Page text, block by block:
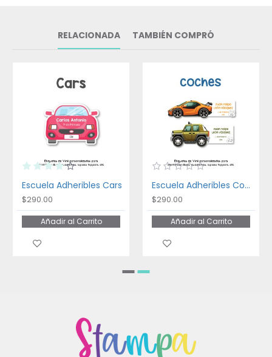
RELACIONADA TAMBIÉN COMPRÓ
Escuela Adheribles Cars
$290.00
Añadir al Carrito
Escuela Adheribles Coches
$290.00
Añadir al Carrito